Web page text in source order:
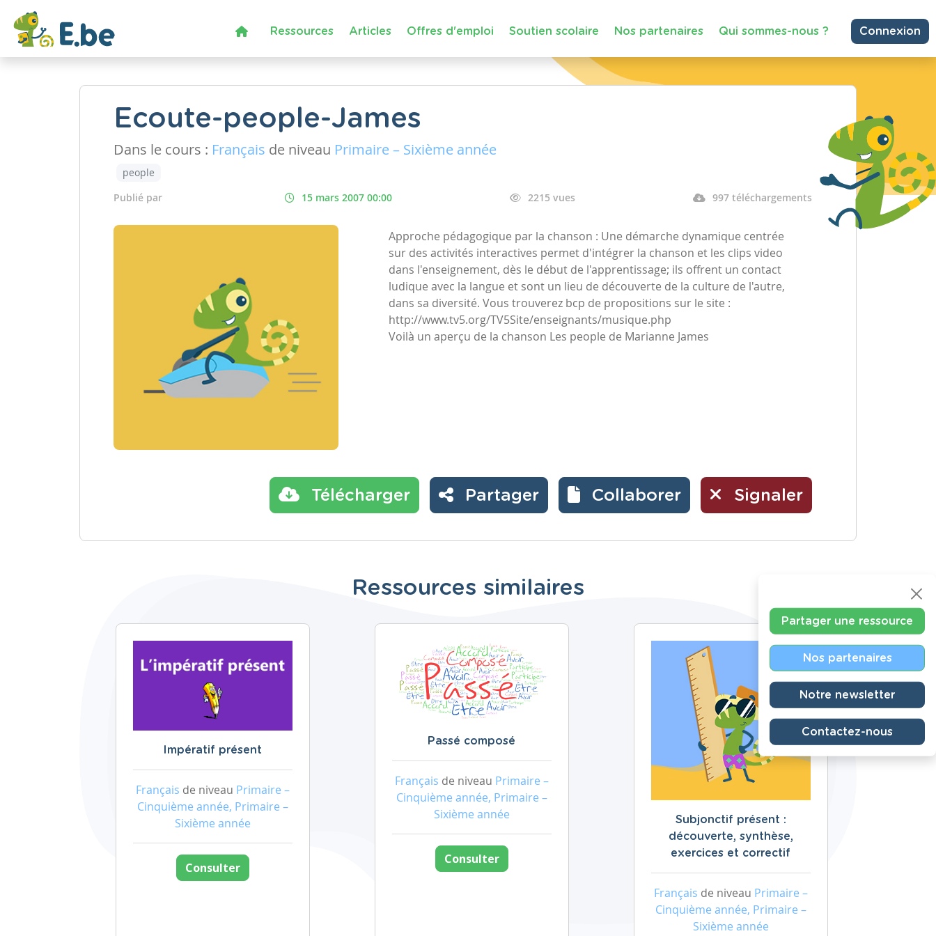
Ressources Articles Offres d'emploi Soutien scolaire Nos partenaires Qui sommes-nous ? Connexion
Ecoute-people-James
Dans le cours : Français de niveau Primaire – Sixième année
people
Publié par
15 mars 2007 00:00 2215 vues 997 téléchargements
Approche pédagogique par la chanson : Une démarche dynamique centrée
sur des activités interactives permet d'intégrer la chanson et les clips video
dans l'enseignement, dès le début de l'apprentissage; ils offrent un contact
ludique avec la langue et sont un lieu de découverte de la culture de l'autre,
dans sa diversité. Vous trouverez bcp de propositions sur le site :
http://www.tv5.org/TV5Site/enseignants/musique.php
Voilà un aperçu de la chanson Les people de Marianne James
Télécharger Partager Collaborer Signaler
Ressources similaires
Impératif présent
Français de niveau Primaire –
Cinquième année, Primaire –
Sixième année
Consulter
Passé composé
Français de niveau Primaire –
Cinquième année, Primaire –
Sixième année
Consulter
Subjonctif présent :
découverte, synthèse,
exercices et correctif
Français de niveau Primaire –
Cinquième année, Primaire –
Sixième année
Partager une ressource
Nos partenaires
Notre newsletter
Contactez-nous